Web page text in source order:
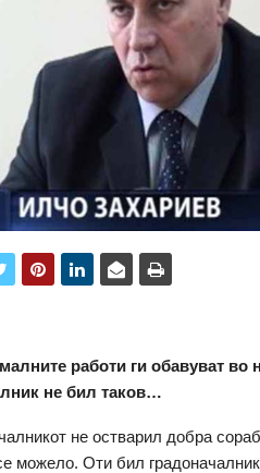
работи ги обавуват
не бил таков…
не остварил добра
можело. Оти бил